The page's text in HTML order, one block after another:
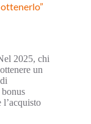
2025, chi
un